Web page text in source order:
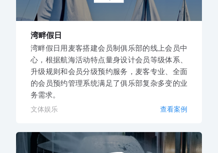
湾畔假日
湾畔假日用麦客搭建会员制俱乐部的线上会员中
心，根据航海活动特点量身设计会员等级体系、
升级规则和会员分级预约服务，麦客专业、全面
的会员预约管理系统满足了俱乐部复杂多变的业
务需求。
文体娱乐 查看案例